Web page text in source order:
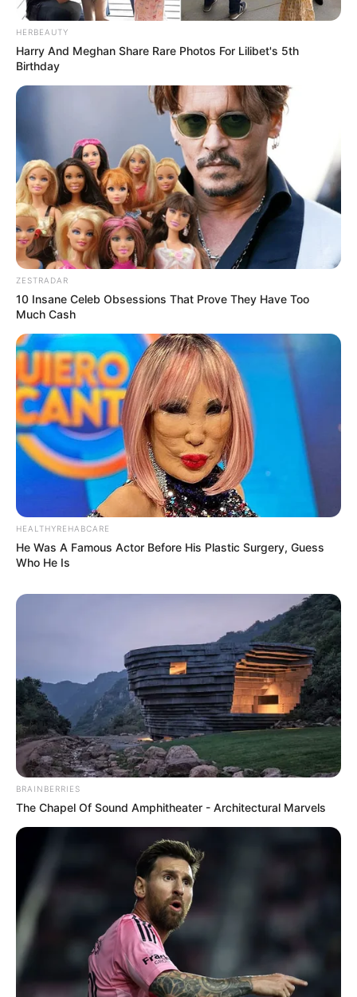
Participe do nosso grupo do
WhatsApp!
Fique informado em tempo real sobre as principais
notícias de Paraguaçu Paulista e região
Clique aqui para entrar no grupo
HERBEAUTY
Harry And Meghan Share Rare Photos For Lilibet's 5th
Birthday
ZESTRADAR
10 Insane Celeb Obsessions That Prove They Have Too
Much Cash
HEALTHYREHABCARE
He Was A Famous Actor Before His Plastic Surgery, Guess
Who He Is
BRAINBERRIES
The Chapel Of Sound Amphitheater - Architectural Marvels